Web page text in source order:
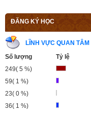
ĐĂNG KÝ HỌC
LĨNH VỰC QUAN
Số lượng
Tỷ lệ
249( 5 %)
59( 1 %)
23( 0 %)
36( 1 %)